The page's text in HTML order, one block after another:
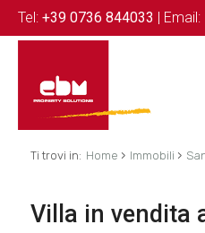
Tel: +39 0736 844033 | Email:
Ti trovi in: Home › Immobili ›
Villa in vendita